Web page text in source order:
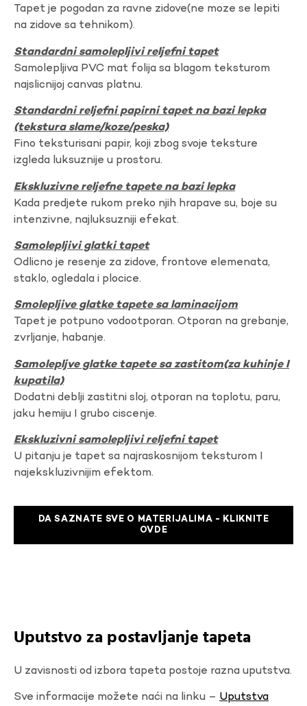
Tapet je pogodan za ravne zidove(ne moze se lepiti
na zidove sa tehnikom).
Standardni samolepljivi reljefni tapet
Samolepljiva PVC mat folija sa blagom teksturom
najslicnijoj canvas platnu.
Standardni reljefni papirni tapet na bazi lepka
(tekstura slame/koze/peska)
Fino teksturisani papir, koji zbog svoje teksture
izgleda luksuznije u prostoru.
Ekskluzivne reljefne tapete na bazi lepka
Kada predjete rukom preko njih hrapave su, boje su
intenzivne, najluksuzniji efekat.
Samolepljivi glatki tapet
Odlicno je resenje za zidove, frontove elemenata,
staklo, ogledala i plocice.
Smolepljive glatke tapete sa laminacijom
Tapet je potpuno vodootporan. Otporan na grebanje,
zvrljanje, habanje.
Samolepljve glatke tapete sa zastitom(za kuhinje I
kupatila)
Dodatni deblji zastitni sloj, otporan na toplotu, paru,
jaku hemiju I grubo ciscenje.
Ekskluzivni samolepljivi reljefni tapet
U pitanju je tapet sa najraskosnijom teksturom I
najekskluzivnijim efektom.
DA SAZNATE SVE O MATERIJALIMA - KLIKNITE
OVDE
Uputstvo za postavljanje tapeta
U zavisnosti od izbora tapeta postoje razna uputstva.
Sve informacije možete naći na linku – Uputstva